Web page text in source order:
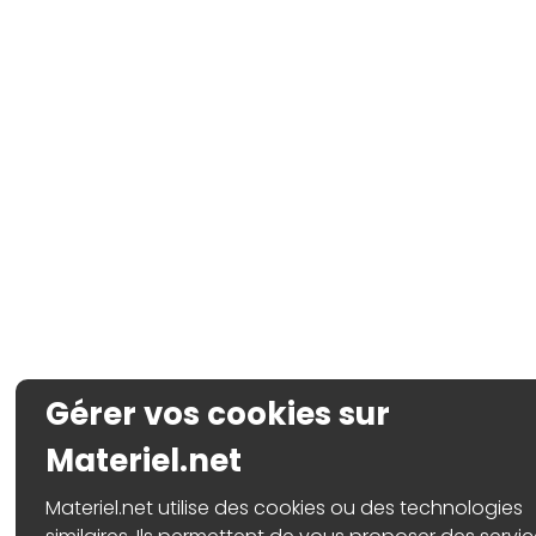
Gérer vos cookies sur
Materiel.net
Materiel.net utilise des cookies ou des technologies